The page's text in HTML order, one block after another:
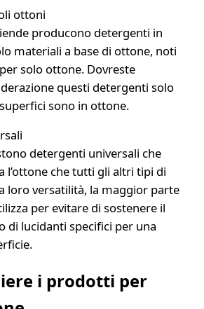
ottoni
producono detergenti in
materiali a base di ottone, noti
solo ottone. Dovreste
questi detergenti solo
sono in ottone.
detergenti universali che
l’ottone che tutti gli altri tipi di
loro versatilità, la maggior parte
per evitare di sostenere il
di lucidanti specifici per una
i prodotti per